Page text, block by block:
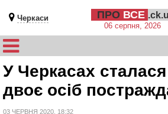
Черкаси ПРО ВСЕ
06 серпня, 2026
У Черкасах сталася
двоє осіб
03 ЧЕРВНЯ 2020, 18:32